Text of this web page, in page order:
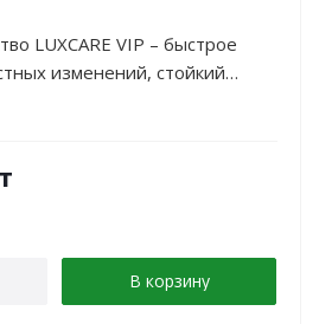
LUXCARE VIP – быстрое
изменений, стойкий
омоложения
В корзину